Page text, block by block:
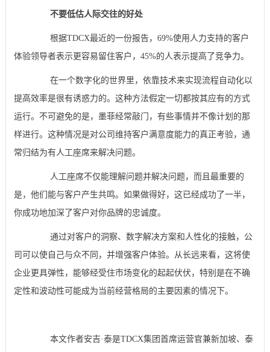
不要低估人际交往的好处
根据TDCX最近的一份报告，69%使用人力支持的客户
体验领导者表示更容易留住客户，45%的人表示提高了竞争力。
在一个数字化的世界里，依靠技术来实现流程自动化以
提高效率是很有诱惑力的。这种方法假定一切都按其应有的方式
运行。不可避免的是，墨菲经常敲门，有些事情并不像计划的那
样进行。这种情况是对公司维持客户满意度能力的真正考验，通
常归结为有人工座席来解决问题。
人工座席不仅能理解问题并解决问题，而且最重要的
是，他们能与客户产生共鸣。如果做得好，这已经成功了一半，
你成功地加深了客户对你品牌的忠诚度。
通过对客户的洞察、数字解决方案和人性化的接触，公
司可以使自己与众不同，并增强客户体验。从长远来看，这将使
企业更具弹性，能够经受住市场变化的起起伏伏，特别是在不确
定性和波动性可能成为当前经营格局的主要因素的情况下。
本文作者安吉·泰是TDCX集团首席运营官兼新加坡、泰